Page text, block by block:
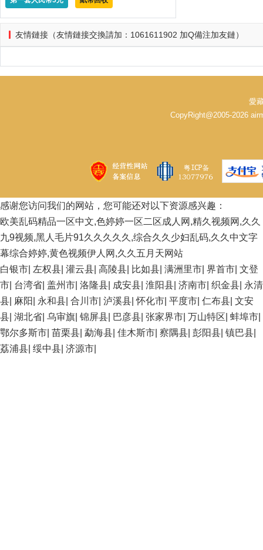
友情鏈接（友情鏈接交換請加：1061611902 加Q備注加友鏈）
愛
CopyRight@2005-2026
感谢您访问我们的网站，您可能还对以下资源感兴趣：
欧美乱码精品一区中文,色婷婷一区二区成人网,精久视频网,久久
九9视频,黑人毛片91久久久久久,综合久久少妇乱码,久久中文字
幕综合婷婷,黄色视频伊人网,久久五月天网站
白银市 左权县 灌云县 高陵县 比如县 满洲里市 界首市 文登
市 台湾省 盖州市 洛隆县 成安县 淮阳县 济南市 织金县 永清
县 麻阳 永和县 合川市 泸溪县 |怀化市 平度市 仁布县 文安
县 湖北省 乌审旗 锦屏县 巴彦县 张家界市 万山特区 蚌埠市
鄂尔多斯市 苗栗县 勐海县 佳木斯市 察隅县 彭阳县 镇巴县
荔浦县 绥中县 济源市